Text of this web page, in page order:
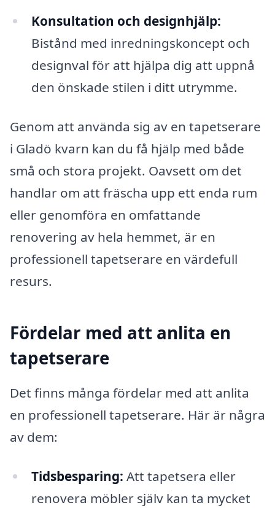
Konsultation och designhjälp:
Bistånd med inredningskoncept och
designval för att hjälpa dig att uppnå
den önskade stilen i ditt utrymme.
Genom att använda sig av en tapetserare
i Gladö kvarn kan du få hjälp med både
små och stora projekt. Oavsett om det
handlar om att fräscha upp ett enda rum
eller genomföra en omfattande
renovering av hela hemmet, är en
professionell tapetserare en värdefull
resurs.
Fördelar med att anlita en
tapetserare
Det finns många fördelar med att anlita
en professionell tapetserare. Här är några
av dem:
Tidsbesparing: Att tapetsera eller
renovera möbler själv kan ta mycket